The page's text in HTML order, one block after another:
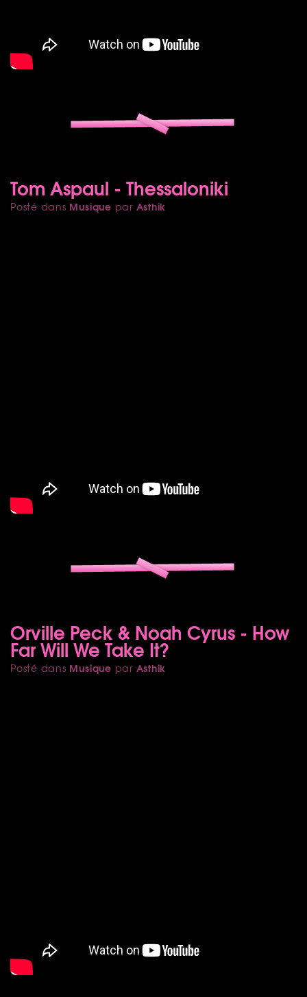
Tom Aspaul - Thessaloniki
Posté dans Musique par Asthik
Orville Peck & Noah Cyrus - How
Far Will We Take It?
Posté dans Musique par Asthik